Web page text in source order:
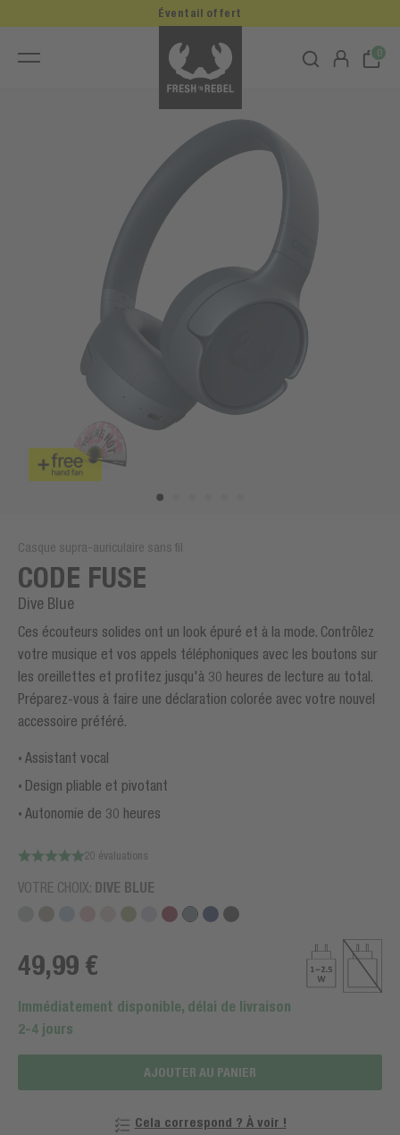
0
Éventail offert
Casque supra-auriculaire sans fil
CODE FUSE
Dive Blue
Ces écouteurs solides ont un look épuré et à la mode. Contrôlez
votre musique et vos appels téléphoniques avec les boutons sur
les oreillettes et profitez jusqu'à 30 heures de lecture au total.
Préparez-vous à faire une déclaration colorée avec votre nouvel
accessoire préféré.
Assistant vocal
Design pliable et pivotant
Autonomie de 30 heures
20 évaluations
VOTRE CHOIX: DIVE BLUE
49,99 €
Immédiatement disponible, délai de livraison
2-4 jours
AJOUTER AU PANIER
Cela correspond ? À voir !